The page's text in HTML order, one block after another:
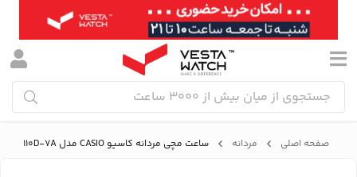
صفحه اصلی مردانه ساعت مچی مردانه کاسیو CASIO مدل MTP-M110D-7A